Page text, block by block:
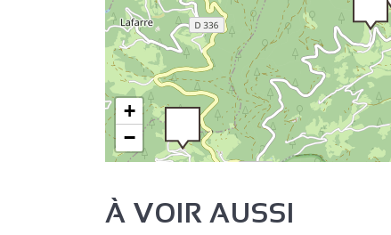
+
−
À VOIR AUSSI